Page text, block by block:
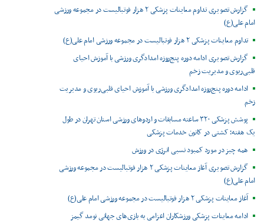
گزارش تصویری تداوم معاینات پزشکی ۲ هزار فوتبالیست در مجموعه ورزشی
امام علی(ع)
تداوم معاینات پزشکی ۲ هزار فوتبالیست در مجموعه ورزشی امام علی(ع)
گزارش تصویری ادامه دوره پنج‌روزه امدادگری ورزشی با آموزش احیای
قلبی‌ریوی و مدیریت زخم
ادامه دوره پنج‌روزه امدادگری ورزشی با آموزش احیای قلبی‌ریوی و مدیریت
زخم
پوشش پزشکی ۳۲۰ ساعته مسابقات و اردوهای ورزشی استان تهران در طول
یک هفته؛ کشتی در کانون خدمات پزشکی
همه چیز در مورد کمبود نسبی انرژی در ورزش
گزارش تصویری آغاز معاینات پزشکی ۲ هزار فوتبالیست در مجموعه ورزشی
امام علی(ع)
آغاز معاینات پزشکی ۲ هزار فوتبالیست در مجموعه ورزشی امام علی(ع)
ادامه معاینات پزشکی ورزشکاران اعزامی به بازی‌های جهانی نومد گیمز